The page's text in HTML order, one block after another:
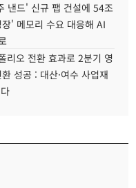
낸드' 신규 팹 건설에 54조
' 메모리 수요 대응해 AI
리오 전환 효과로 2분기 영
성공 : 대산·여수 사업재